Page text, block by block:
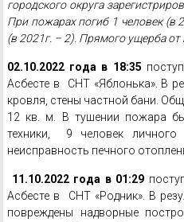
городского округа
При пожарах погиб 1 человек (в
(в 2021г. – 2). Прямого ущерба от
02.10.2022 года в 18:35
Асбесте в СНТ «Яблонька». В
кровля, стены частной бани.
12 кв. м. В тушении пожара
техники, 9 человек
неисправность печного
11.10.2022 года в 01:29
Асбесте в СНТ «Родник». В
повреждены надворные